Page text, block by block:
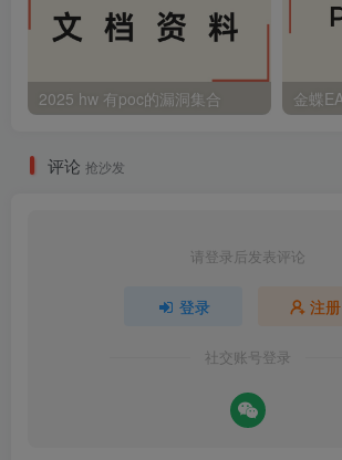
2025 hw 有poc的漏洞集合
评论 抢沙发
请登录后发表评论
登录 注册
社交账号登录